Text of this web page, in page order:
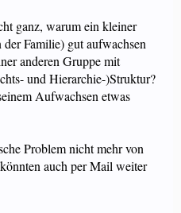
ganz, warum ein kleiner
Familie) gut aufwachsen
anderen Gruppe mit
und Hierarchie-)Struktur?
Aufwachsen etwas
Problem nicht mehr von
auch per Mail weiter